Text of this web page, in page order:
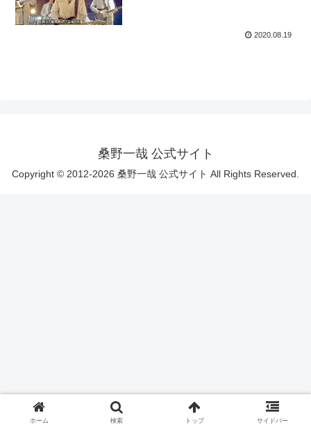
2020.08.19
桑野一哉 公式サイト
Copyright © 2012-2026 桑野一哉 公式サイト All Rights Reserved.
ホーム 検索 トップ サイドバー